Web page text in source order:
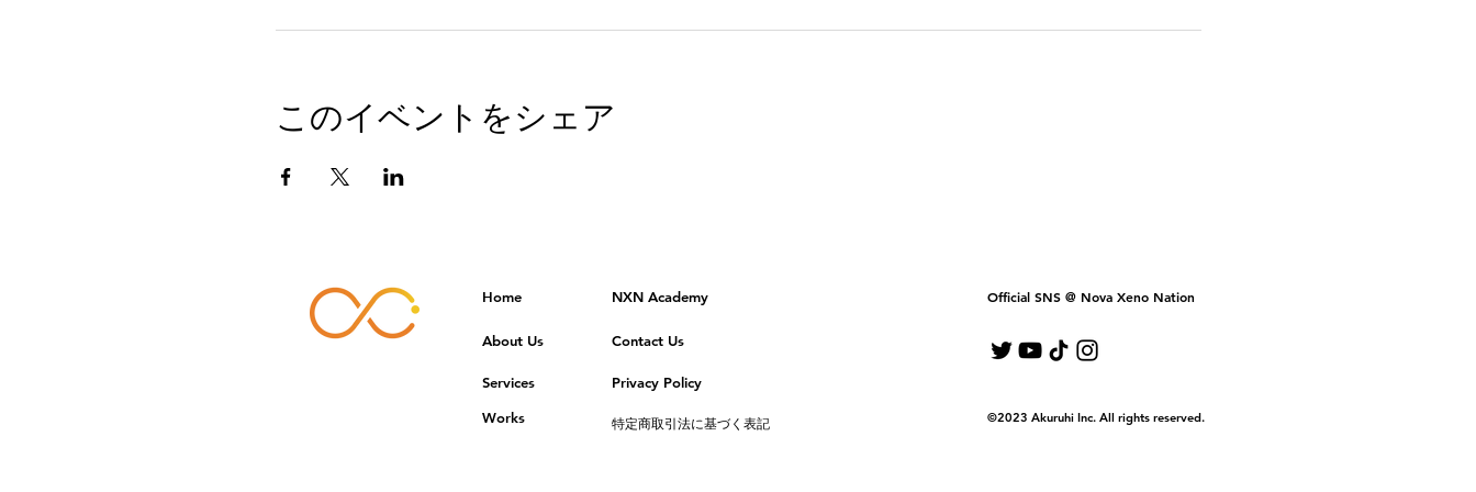
このイベントをシェア
Home
About Us
Services
Works
NXN Academy
Contact Us
Privacy Policy
特定商取引法に基づく表記
Official SNS @ Nova Xeno Nation
©2023 Akuruhi Inc. All rights reserved.